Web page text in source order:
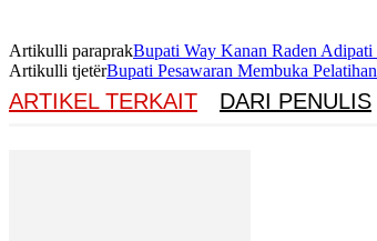
Artikulli paraprakBupati Way Kanan Raden
Artikulli tjetërBupati Pesawaran Membuka
ARTIKEL TERKAIT DARI PENULIS